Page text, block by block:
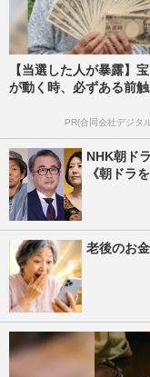
【当選した人が暴露】
が動く時、必ずある前
PR(合同会社デジタ
NHK朝ド
《朝ドラ
老後のお